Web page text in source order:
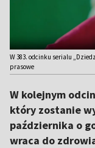
W 383. odcinku serialu
prasowe
W kolejnym
który zostanie
października o
wraca do